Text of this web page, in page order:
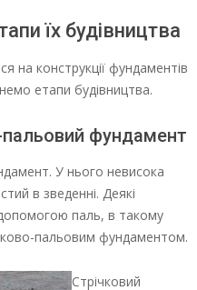
їх будівництва
на конструкції фундаментів
етапи будівництва.
пальовий фундамент
У нього невисока
в зведенні. Деякі
паль, в такому
пальовим фундаментом.
Стрічковий